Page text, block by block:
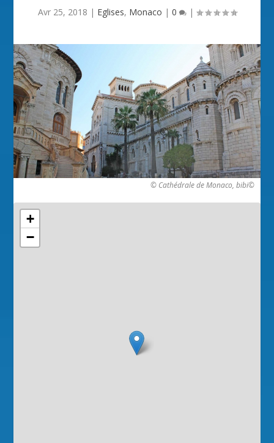
Avr 25, 2018 | Eglises, Monaco | 0 |
© Cathédrale de Monaco, bibi©
+
−